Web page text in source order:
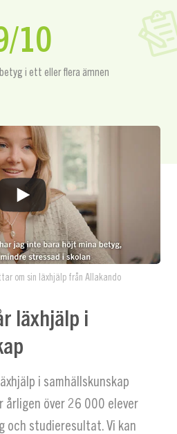
10
i ett eller flera ämnen
om sin läxhjälp från Allakando
läxhjälp i
i samhällskunskap
årligen över 26 000 elever
studieresultat. Vi kan